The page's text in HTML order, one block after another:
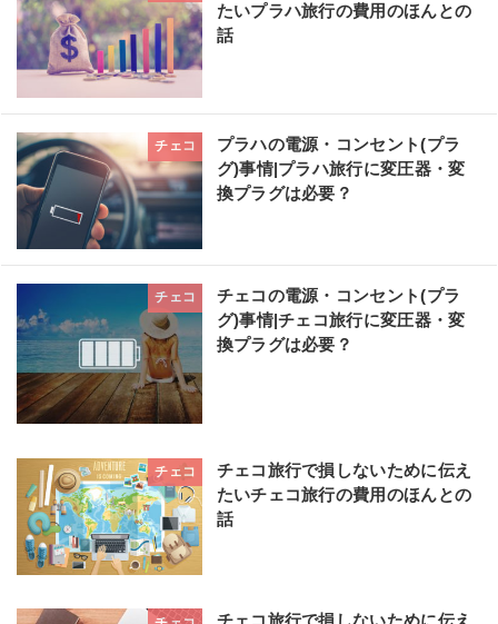
たいプラハ旅行の費用のほんとの
話
チェコ
プラハの電源・コンセント(プラ
グ)事情|プラハ旅行に変圧器・変
換プラグは必要？
チェコ
チェコの電源・コンセント(プラ
グ)事情|チェコ旅行に変圧器・変
換プラグは必要？
チェコ
チェコ旅行で損しないために伝え
たいチェコ旅行の費用のほんとの
話